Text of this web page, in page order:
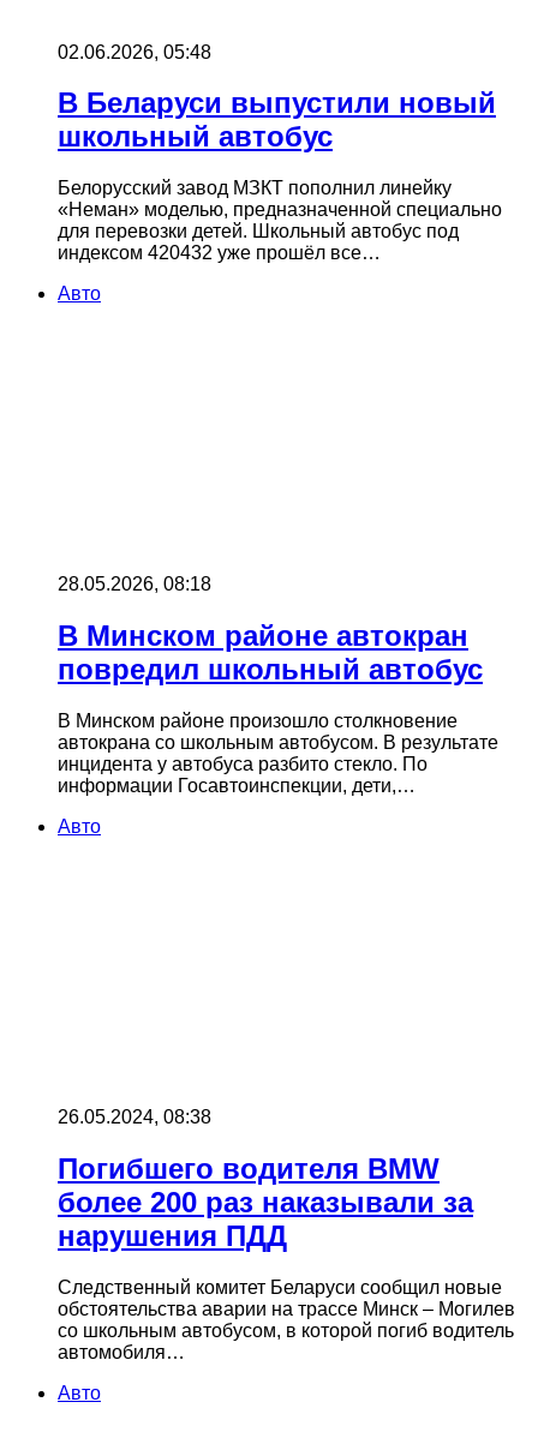
02.06.2026, 05:48
В Беларуси выпустили новый
школьный автобус
Белорусский завод МЗКТ пополнил линейку
«Неман» моделью, предназначенной специально
для перевозки детей. Школьный автобус под
индексом 420432 уже прошёл все…
Авто
28.05.2026, 08:18
В Минском районе автокран
повредил школьный автобус
В Минском районе произошло столкновение
автокрана со школьным автобусом. В результате
инцидента у автобуса разбито стекло. По
информации Госавтоинспекции, дети,…
Авто
26.05.2024, 08:38
Погибшего водителя BMW
более 200 раз наказывали за
нарушения ПДД
Следственный комитет Беларуси сообщил новые
обстоятельства аварии на трассе Минск – Могилев
со школьным автобусом, в которой погиб водитель
автомобиля…
Авто